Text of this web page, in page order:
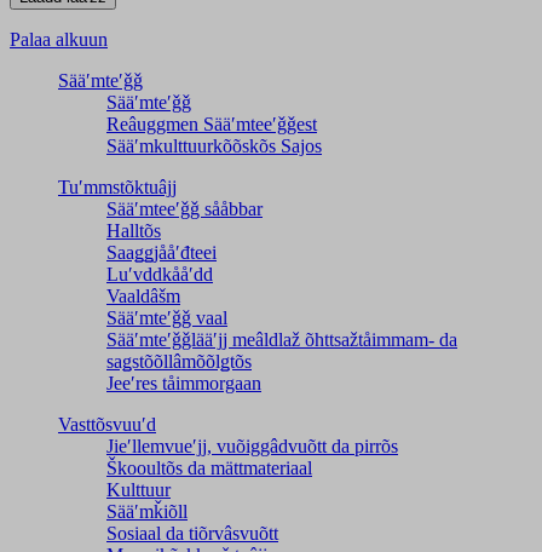
Palaa alkuun
Sääʹmteʹǧǧ
Sääʹmteʹǧǧ
Reâuggmen Sääʹmteeʹǧǧest
Sääʹmkulttuurkõõskõs Sajos
Tuʹmmstõktuâjj
Sääʹmteeʹǧǧ sååbbar
Halltõs
Saaǥǥjååʹđteei
Luʹvddkååʹdd
Vaaldâšm
Sääʹmteʹǧǧ vaal
Sääʹmteʹǧǧlääʹjj meâldlaž õhttsažtåimmam- da
saǥstõõllâmõõlǥtõs
Jeeʹres tåimmorgaan
Vasttõsvuuʹd
Jieʹllemvueʹjj, vuõiggâdvuõtt da pirrõs
Škooultõs da mättmateriaal
Kulttuur
Sääʹmǩiõll
Sosiaal da tiõrvâsvuõtt